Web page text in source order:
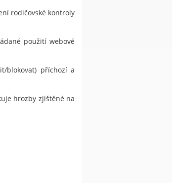
rodičovské kontroly
použití webové
blokovat) příchozí a
hrozby zjištěné na